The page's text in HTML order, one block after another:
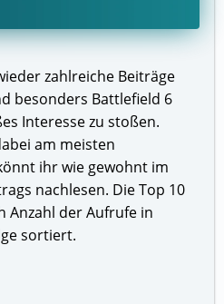
zahlreiche Beiträge
besonders Battlefield 6
Interesse zu stoßen.
am meisten
ihr wie gewohnt im
nachlesen. Die Top 10
Anzahl der Aufrufe in
sortiert.